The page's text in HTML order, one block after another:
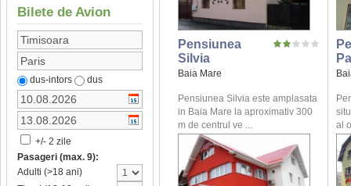
Bilete de Avion
dus-intors dus
+/- 2 zile
Pasageri (max. 9):
Adulti (>18 ani)
Pensiunea
Silvia
Baia Mare
Pensiunea Silvia este amplasata
in Baia Mare la aproximativ 300
m de centrul ve ...
al